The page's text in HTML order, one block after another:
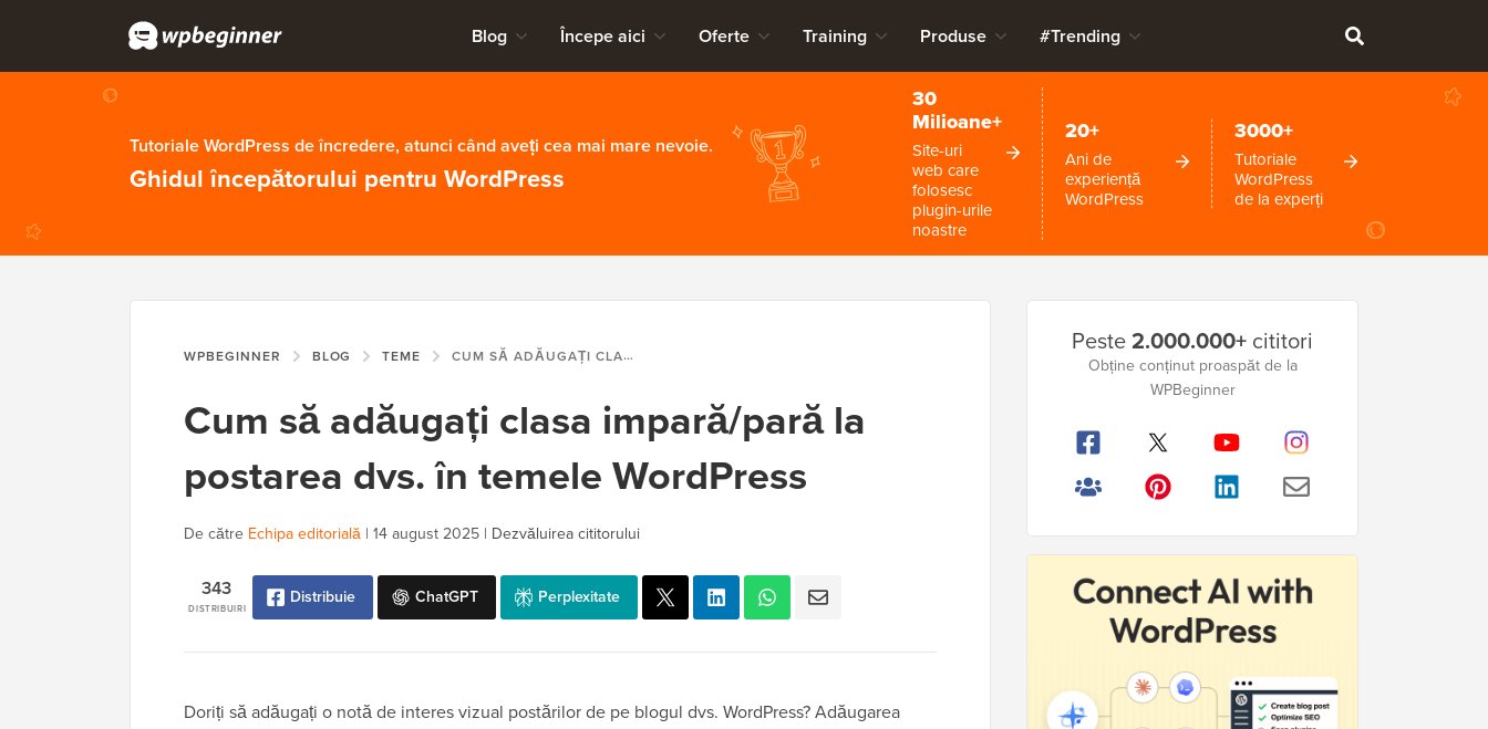
Blog Începe aici Oferte Training Produse #Trending
Tutoriale WordPress de încredere, atunci când aveți cea mai mare nevoie.
Ghidul începătorului pentru WordPress
30
Milioane+
Site-uri
web care
folosesc
plugin-urile
noastre
20+
Ani de
experiență
WordPress
3000+
Tutoriale
WordPress
de la experți
WPBEGINNER BLOG TEME CUM SĂ ADĂUGAȚI CLASA IMPARĂ/PARĂ LA POSTAREA DVS. ÎN TEMELE WORDPRESS
Cum să adăugați clasa impară/pară la
postarea dvs. în temele WordPress
De către Echipa editorială | 14 august 2025 | Dezvăluirea cititorului
DISTRIBUIRI
343 Distribuie ChatGPT Perplexitate
Doriți să adăugați o notă de interes vizual postărilor de pe blogul dvs. WordPress? Adăugarea
laterală
Peste2.000.000+ cititori
Obține conținut proaspăt de la
WPBeginner